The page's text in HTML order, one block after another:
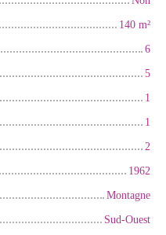
140 m²
6
5
1
1
2
1962
Montagne
Sud-Ouest